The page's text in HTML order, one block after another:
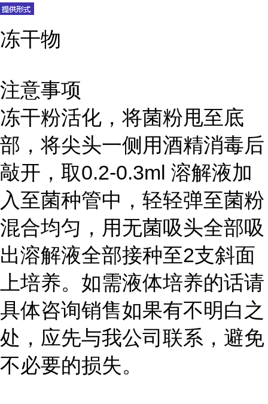
冻干物
注意事项
冻干粉活化，将菌粉甩至底
部，将尖头一侧用酒精消毒后
敲开，取0.2-0.3ml 溶解液加
入至菌种管中，轻轻弹至菌粉
混合均匀，用无菌吸头全部吸
出溶解液全部接种至2支斜面
上培养。如需液体培养的话请
具体咨询销售如果有不明白之
处，应先与我公司联系，避免
不必要的损失。